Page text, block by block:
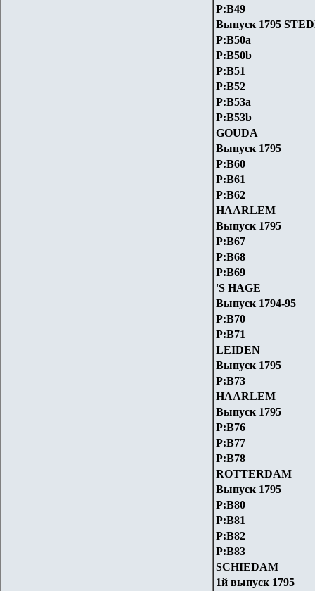
P:B49
Выпуск 1795
P:B50a
P:B50b
P:B51
P:B52
P:B53a
P:B53b
GOUDA
Выпуск 1795
P:B60
P:B61
P:B62
HAARLEM
Выпуск 1795
P:B67
P:B68
P:B69
'S HAGE
Выпуск 1794-95
P:B70
P:B71
LEIDEN
Выпуск 1795
P:B73
HAARLEM
Выпуск 1795
P:B76
P:B77
P:B78
ROTTERDAM
Выпуск 1795
P:B80
P:B81
P:B82
P:B83
SCHIEDAM
1й выпуск 1795